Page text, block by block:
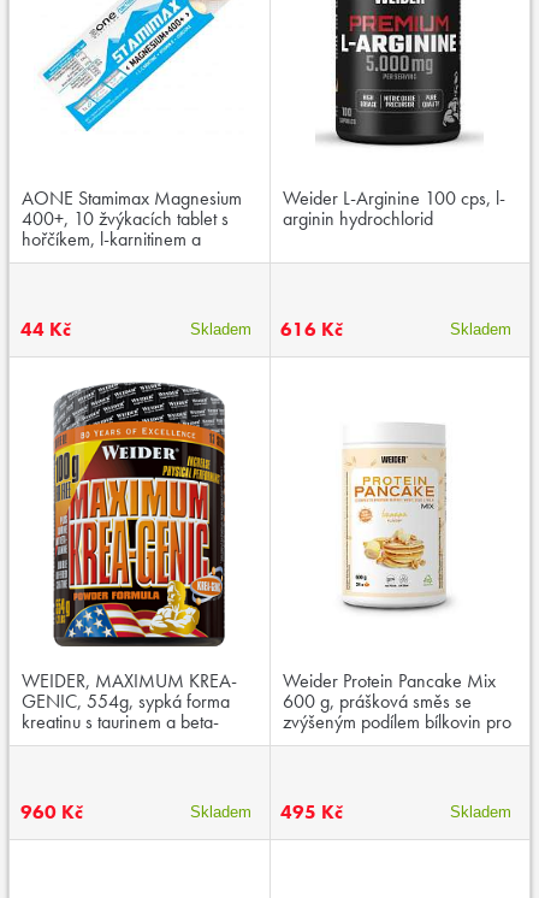
AONE Stamimax Magnesium
400+, 10 žvýkacích tablet s
hořčíkem, l-karnitinem a
kurkumou
44 Kč Skladem
Weider L-Arginine 100 cps, l-
arginin hydrochlorid
616 Kč Skladem
WEIDER, MAXIMUM KREA-
GENIC, 554g, sypká forma
kreatinu s taurinem a beta-
alaninem
960 Kč Skladem
Weider Protein Pancake Mix
600 g, prášková směs se
zvýšeným podílem bílkovin pro
přípravu palačinek
495 Kč Skladem